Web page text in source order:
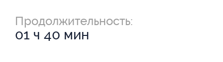
Продолжительность:
01 ч 40 мин